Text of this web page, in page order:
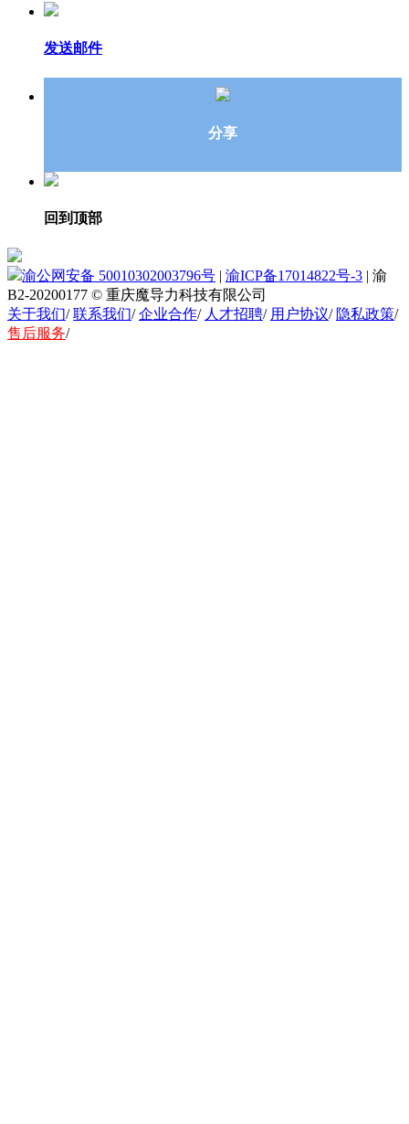
发送邮件
分享
回到顶部
渝公网安备 50010302003796号 | 渝ICP备17014822号-3 | 渝
B2-20200177 © 重庆魔导力科技有限公司
关于我们/联系我们/企业合作/ 人才招聘/ 用户协议/ 隐私政策/
售后服务/